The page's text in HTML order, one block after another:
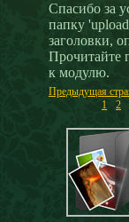
Спасибо за
папку
заголовки,
Прочитайте
к модулю.
Предыдущая
1
2